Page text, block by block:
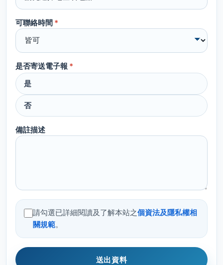
可聯絡時間 *
是否寄送電子報 *
是
否
備註描述
請勾選已詳細閱讀及了解本站之個資法及隱私權相
關規範。
送出資料